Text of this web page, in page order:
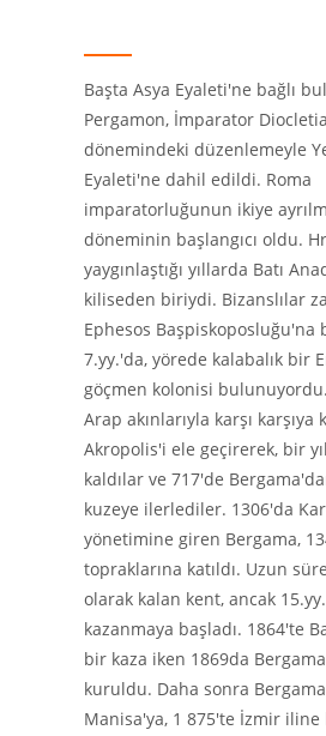
Başta Asya Eyaleti'ne bağlı
Pergamon, İmparator
dönemindeki düzenlemeyle
Eyaleti'ne dahil edildi. Roma
imparatorluğunun ikiye
döneminin başlangıcı oldu.
yaygınlaştığı yıllarda Batı
kiliseden biriydi. Bizanslılar
Ephesos Başpiskoposluğu'na
7.yy.'da, yörede kalabalık bir
göçmen kolonisi
Arap akınlarıyla karşı karşıya
Akropolis'i ele geçirerek, bir
kaldılar ve 717'de
kuzeye ilerlediler. 1306'da
yönetimine giren Bergama,
topraklarına katıldı. Uzun
olarak kalan kent, ancak
kazanmaya başladı. 1864'te
bir kaza iken 1869da
kuruldu. Daha sonra
Manisa'ya, 1 875'te İzmir iline